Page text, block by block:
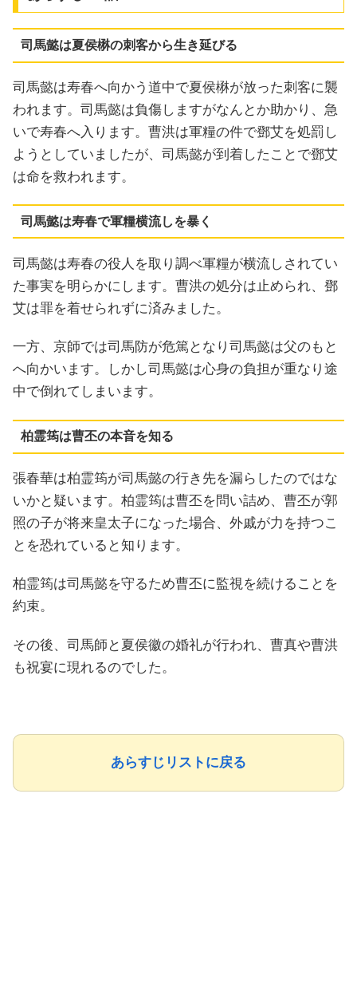
司馬懿は夏侯楙の刺客から生き延びる
司馬懿は寿春へ向かう道中で夏侯楙が放った刺客に襲
われます。司馬懿は負傷しますがなんとか助かり、急
いで寿春へ入ります。曹洪は軍糧の件で鄧艾を処罰し
ようとしていましたが、司馬懿が到着したことで鄧艾
は命を救われます。
司馬懿は寿春で軍糧横流しを暴く
司馬懿は寿春の役人を取り調べ軍糧が横流しされてい
た事実を明らかにします。曹洪の処分は止められ、鄧
艾は罪を着せられずに済みました。
一方、京師では司馬防が危篤となり司馬懿は父のもと
へ向かいます。しかし司馬懿は心身の負担が重なり途
中で倒れてしまいます。
柏霊筠は曹丕の本音を知る
張春華は柏霊筠が司馬懿の行き先を漏らしたのではな
いかと疑います。柏霊筠は曹丕を問い詰め、曹丕が郭
照の子が将来皇太子になった場合、外戚が力を持つこ
とを恐れていると知ります。
柏霊筠は司馬懿を守るため曹丕に監視を続けることを
約束。
その後、司馬師と夏侯徽の婚礼が行われ、曹真や曹洪
も祝宴に現れるのでした。
あらすじリストに戻る